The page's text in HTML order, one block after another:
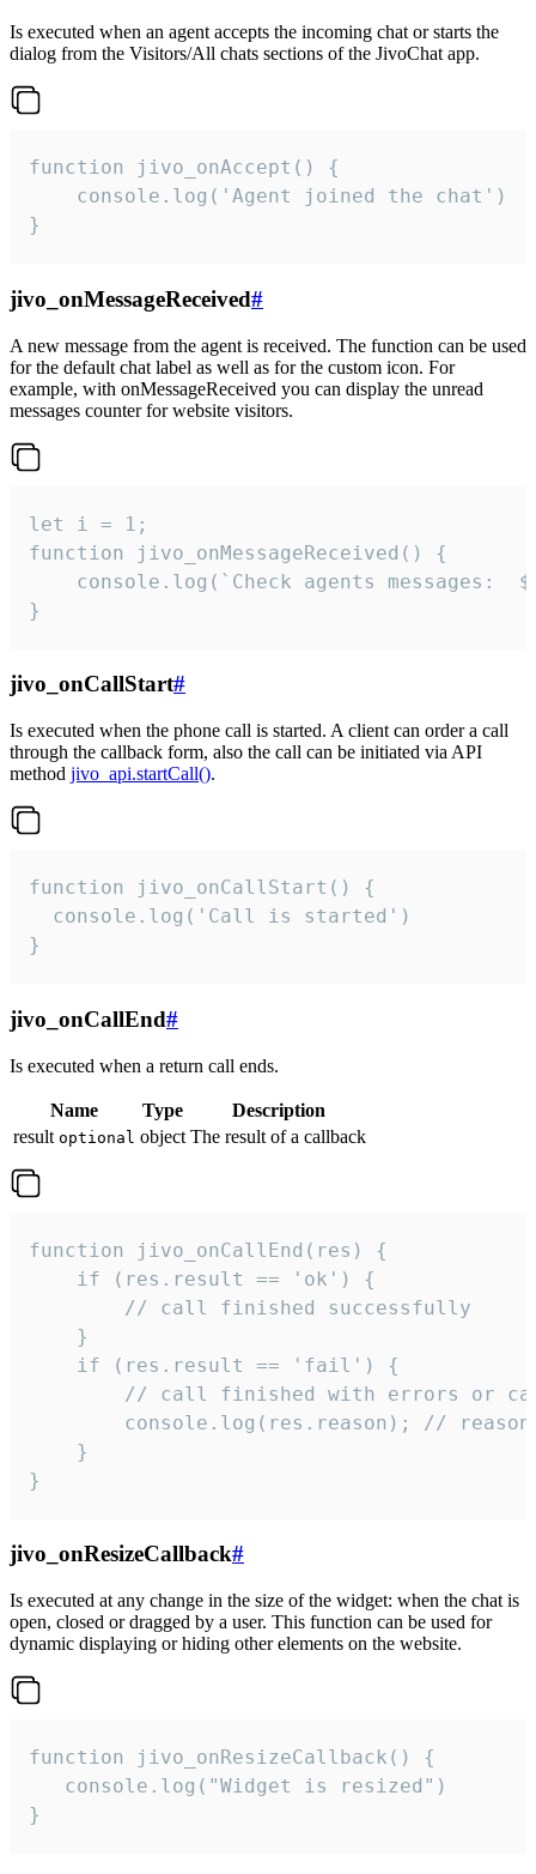
Is executed when an agent accepts the incoming chat or starts the
dialog from the Visitors/All chats sections of the JivoChat app.
function jivo_onAccept() {
}
jivo_onMessageReceived#
A new message from the agent is received. The function can be used
for the default chat label as well as for the custom icon. For
example, with onMessageReceived you can display the unread
messages counter for website visitors.
let i = 1;
function jivo_onMessageReceived() {
}
jivo_onCallStart#
Is executed when the phone call is started. A client can order a call
through the callback form, also the call can be initiated via API
method jivo_api.startCall().
function jivo_onCallStart() {
  console.log('Call is started')
}
jivo_onCallEnd#
Is executed when a return call ends.
Name Type
Description
result optional object The result of a callback
function jivo_onCallEnd(res) {
    if (res.result == 'ok') {
        // call finished successfully
    }
    if (res.result == 'fail') {
// call finished with errors or
console.log(res.reason); //
    }
}
jivo_onResizeCallback#
Is executed at any change in the size of the widget: when the chat is
open, closed or dragged by a user. This function can be used for
dynamic displaying or hiding other elements on the website.
function jivo_onResizeCallback() {
   console.log("Widget is resized")
}